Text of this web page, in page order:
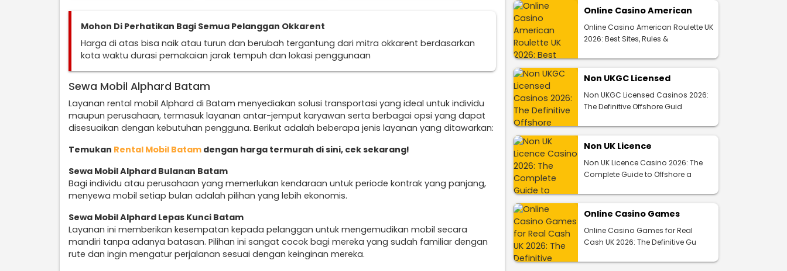
Mohon Di Perhatikan Bagi Semua Pelanggan Okkarent
Harga di atas bisa naik atau turun dan berubah tergantung dari mitra okkarent berdasarkan
kota waktu durasi pemakaian jarak tempuh dan lokasi penggunaan
Sewa Mobil Alphard Batam
Layanan rental mobil Alphard di Batam menyediakan solusi transportasi yang ideal untuk individu
maupun perusahaan, termasuk layanan antar-jemput karyawan serta berbagai opsi yang dapat
disesuaikan dengan kebutuhan pengguna. Berikut adalah beberapa jenis layanan yang ditawarkan:
Temukan Rental Mobil Batam dengan harga termurah di sini, cek sekarang!
Sewa Mobil Alphard Bulanan Batam
Bagi individu atau perusahaan yang memerlukan kendaraan untuk periode kontrak yang panjang,
menyewa mobil setiap bulan adalah pilihan yang lebih ekonomis.
Sewa Mobil Alphard Lepas Kunci Batam
Layanan ini memberikan kesempatan kepada pelanggan untuk mengemudikan mobil secara
mandiri tanpa adanya batasan. Pilihan ini sangat cocok bagi mereka yang sudah familiar dengan
rute dan ingin mengatur perjalanan sesuai dengan keinginan mereka.
Online Casino American
Online Casino American Roulette UK
2026: Best Sites, Rules &
Non UKGC Licensed
Non UKGC Licensed Casinos 2026:
The Definitive Offshore Guid
Non UK Licence
Non UK Licence Casino 2026: The
Complete Guide to Offshore a
Online Casino Games
Online Casino Games for Real
Cash UK 2026: The Definitive Gu